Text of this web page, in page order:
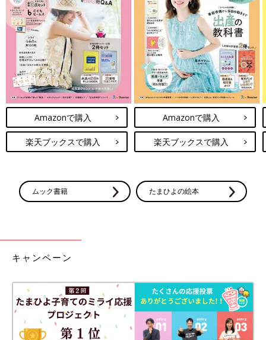
Amazonで購入
楽天ブックスで購入
Amazonで購入
楽天ブックスで購入
ムック書籍 たまひよの絵本
キャンペーン